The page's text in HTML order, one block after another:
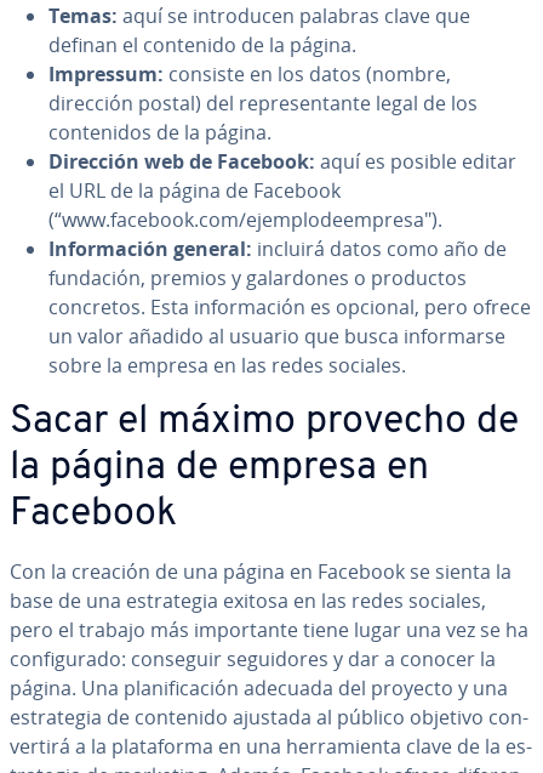
Temas: aquí se in­tro­du­cen palabras clave que
definan el contenido de la página.
Impressum: consiste en los datos (nombre,
dirección postal) del re­pre­se­n­ta­n­te legal de los
co­n­te­ni­dos de la página.
Dirección web de Facebook: aquí es posible editar
el URL de la página de Facebook
(“www.facebook.com/eje­m­plo­dee­m­pre­sa").
In­fo­r­ma­ción general: incluirá datos como año de
fundación, premios y ga­la­r­do­nes o productos
concretos. Esta in­fo­r­ma­ción es opcional, pero ofrece
un valor añadido al usuario que busca in­fo­r­mar­se
sobre la empresa en las redes sociales.
Sacar el máximo provecho de
la página de empresa en
Facebook
Con la creación de una página en Facebook se sienta la
base de una es­tra­te­gia exitosa en las redes sociales,
pero el trabajo más im­po­r­ta­n­te tiene lugar una vez se ha
co­n­fi­gu­ra­do: conseguir se­gui­do­res y dar a conocer la
página. Una pla­ni­fi­ca­ción adecuada del proyecto y una
es­tra­te­gia de contenido ajustada al público objetivo co­n­
ve­r­ti­rá a la pla­ta­fo­r­ma en una he­rra­mie­n­ta clave de la es­